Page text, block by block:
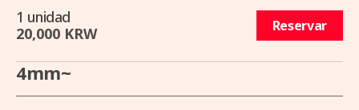
1 unidad
20,000 KRW
Reservar
4mm~